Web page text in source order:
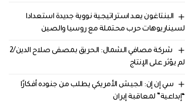
البنتاغون يعد استراتيجية نووية جديدة استعدادا
لسيناريوهات حرب محتملة مع روسيا والصين
‏ شركة مصافي الشمال: الحريق بمصفى صلاح الدين/2
لم يؤثر على الإنتاج
سي إن إن: الجيش الأمريكي يطلب من جنوده أفكارًا
“إبداعية” لمعاقبة إيران